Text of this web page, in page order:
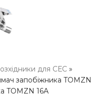
для СЕС »
запобіжника TOMZN
TOMZN 16А